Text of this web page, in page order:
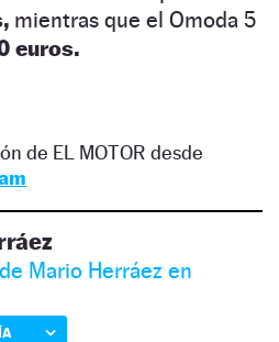
mientras que el Omoda 5
euros.
de EL MOTOR desde
Mario Herráez en